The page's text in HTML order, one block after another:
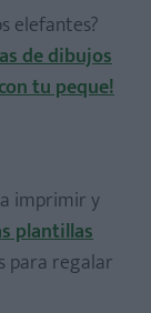
elefantes?
de dibujos
tu peque!
imprimir y
plantillas
para regalar